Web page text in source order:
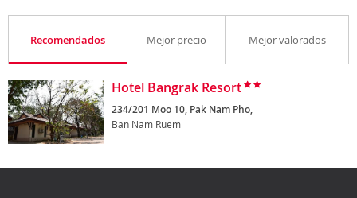
Recomendados Mejor precio Mejor valorados
Hotel Bangrak Resort
234/201 Moo 10, Pak Nam Pho,
Ban Nam Ruem